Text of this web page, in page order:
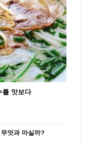
를 맛보다
엇과 마실까?